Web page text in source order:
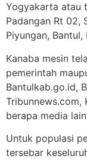
Yogyakarta atau
Padangan Rt 02,
Piyungan,
Kanaba mesin
pemerintah
Bantulkab.go.id,
berapa media
Untuk populasi
tersebar